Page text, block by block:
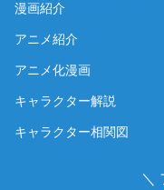
漫画紹介
アニメ紹介
アニメ化漫画
キャラクター解説
キャラクター相関図
＼